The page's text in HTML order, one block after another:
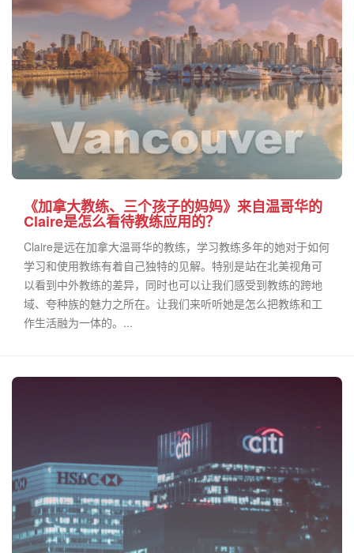
《加拿大教练、三个孩子的妈妈》来自温哥华的
Claire是怎么看待教练应用的？
Claire是远在加拿大温哥华的教练，学习教练多年的她对于如何
学习和使用教练有着自己独特的见解。特别是站在北美视角可
以看到中外教练的差异，同时也可以让我们感受到教练的跨地
域、夸种族的魅力之所在。让我们来听听她是怎么把教练和工
作生活融为一体的。...